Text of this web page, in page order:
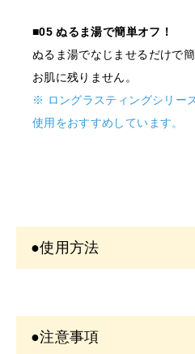
■05 ぬるま湯で簡単オフ！
ぬるま湯でなじませるだけで簡
お肌に残りません。
※ ロングラスティングシリー
使用をおすすめしています。
●使用方法
初めてお使いになる場合や、
で放置すると色が出にくくな
●注意事項